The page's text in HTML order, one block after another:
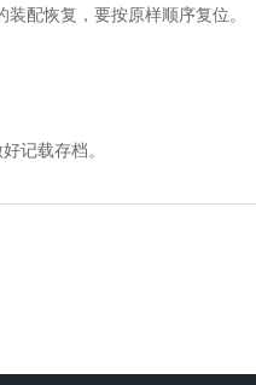
配恢复，要按原样顺序复位。
记载存档。